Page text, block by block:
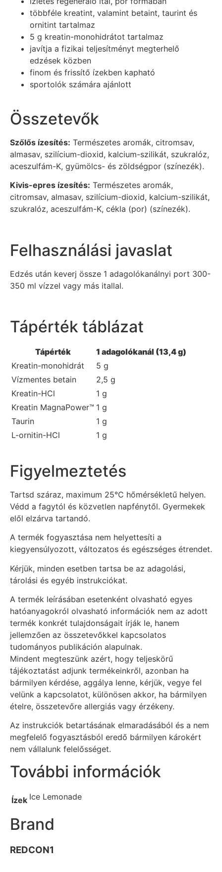
többféle kreatint, valamint betaint, taurint és
ornitint tartalmaz
5 g kreatin-monohidrátot tartalmaz
javítja a fizikai teljesítményt megterhelő
edzések közben
finom és frissítő ízekben kapható
sportolók számára ajánlott
Összetevők
Szőlős ízesítés: Természetes aromák, citromsav,
almasav, szilícium-dioxid, kalcium-szilikát, szukralóz,
aceszulfám-K, gyümölcs- és zöldségpor (színezék).
Kivis-epres ízesítés: Természetes aromák,
citromsav, almasav, szilícium-dioxid, kalcium-szilikát,
szukralóz, aceszulfám-K, cékla (por) (színezék).
Felhasználási javaslat
Edzés után keverj össze 1 adagolókanálnyi port 300-
350 ml vízzel vagy más itallal.
Tápérték táblázat
Tápérték
1 adagolókanál (13,4 g)
Kreatin-monohidrát
5 g
Vízmentes betain
2,5 g
Kreatin-HCl
1 g
Kreatin MagnaPower™ 1 g
Taurin
1 g
L-ornitin-HCl
1 g
Figyelmeztetés
Tartsd száraz, maximum 25°C hőmérsékletű helyen.
Védd a fagytól és közvetlen napfénytől. Gyermekek
elől elzárva tartandó.
A termék fogyasztása nem helyettesíti a
kiegyensúlyozott, változatos és egészséges étrendet.
Kérjük, minden esetben tartsa be az adagolási,
tárolási és egyéb instrukciókat.
A termék leírásában esetenként olvasható egyes
hatóanyagokról olvasható információk nem az adott
termék konkrét tulajdonságait írják le, hanem
jellemzően az összetevőkkel kapcsolatos
tudományos publikáción alapulnak.
Mindent megteszünk azért, hogy teljeskörű
tájékoztatást adjunk termékeinkről, azonban ha
bármilyen kérdése, aggálya lenne, kérjük, vegye fel
velünk a kapcsolatot, különösen akkor, ha bármilyen
ételre, összetevőre allergiás vagy érzékeny.
Az instrukciók betartásának elmaradásából és a nem
megfelelő fogyasztásból eredő bármilyen károkért
nem vállalunk felelősséget.
További információk
Ízek Ice Lemonade
Brand
REDCON1